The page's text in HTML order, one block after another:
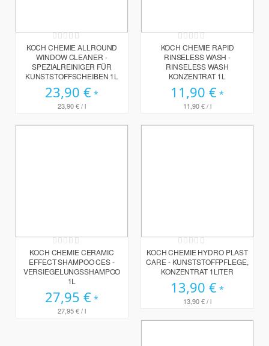
Rating:
0%
KOCH CHEMIE ALLROUND
WINDOW CLEANER -
SPEZIALREINIGER FÜR
KUNSTSTOFFSCHEIBEN 1L
23,90 €
23,90 €/ l
Rating:
0%
KOCH CHEMIE RAPID
RINSELESS WASH -
RINSELESS WASH
KONZENTRAT 1L
11,90 €
11,90 €/ l
Rating:
0%
KOCH CHEMIE CERAMIC
EFFECT SHAMPOO CES -
VERSIEGELUNGSSHAMPOO
1L
27,95 €
27,95 €/ l
Rating:
0%
KOCH CHEMIE HYDRO PLAST
CARE - KUNSTSTOFFPFLEGE,
KONZENTRAT 1LITER
13,90 €
13,90 €/ l